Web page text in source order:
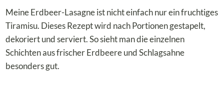
Meine Erdbeer-Lasagne ist nicht einfach nur ein fruchtiges
Tiramisu. Dieses Rezept wird nach Portionen gestapelt,
dekoriert und serviert. So sieht man die einzelnen
Schichten aus frischer Erdbeere und Schlagsahne
besonders gut.